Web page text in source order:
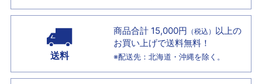
送料
商品合計 15,000円 （税込） 以上の
お買い上げで送料無料！
※配送先：北海道・沖縄を除く。